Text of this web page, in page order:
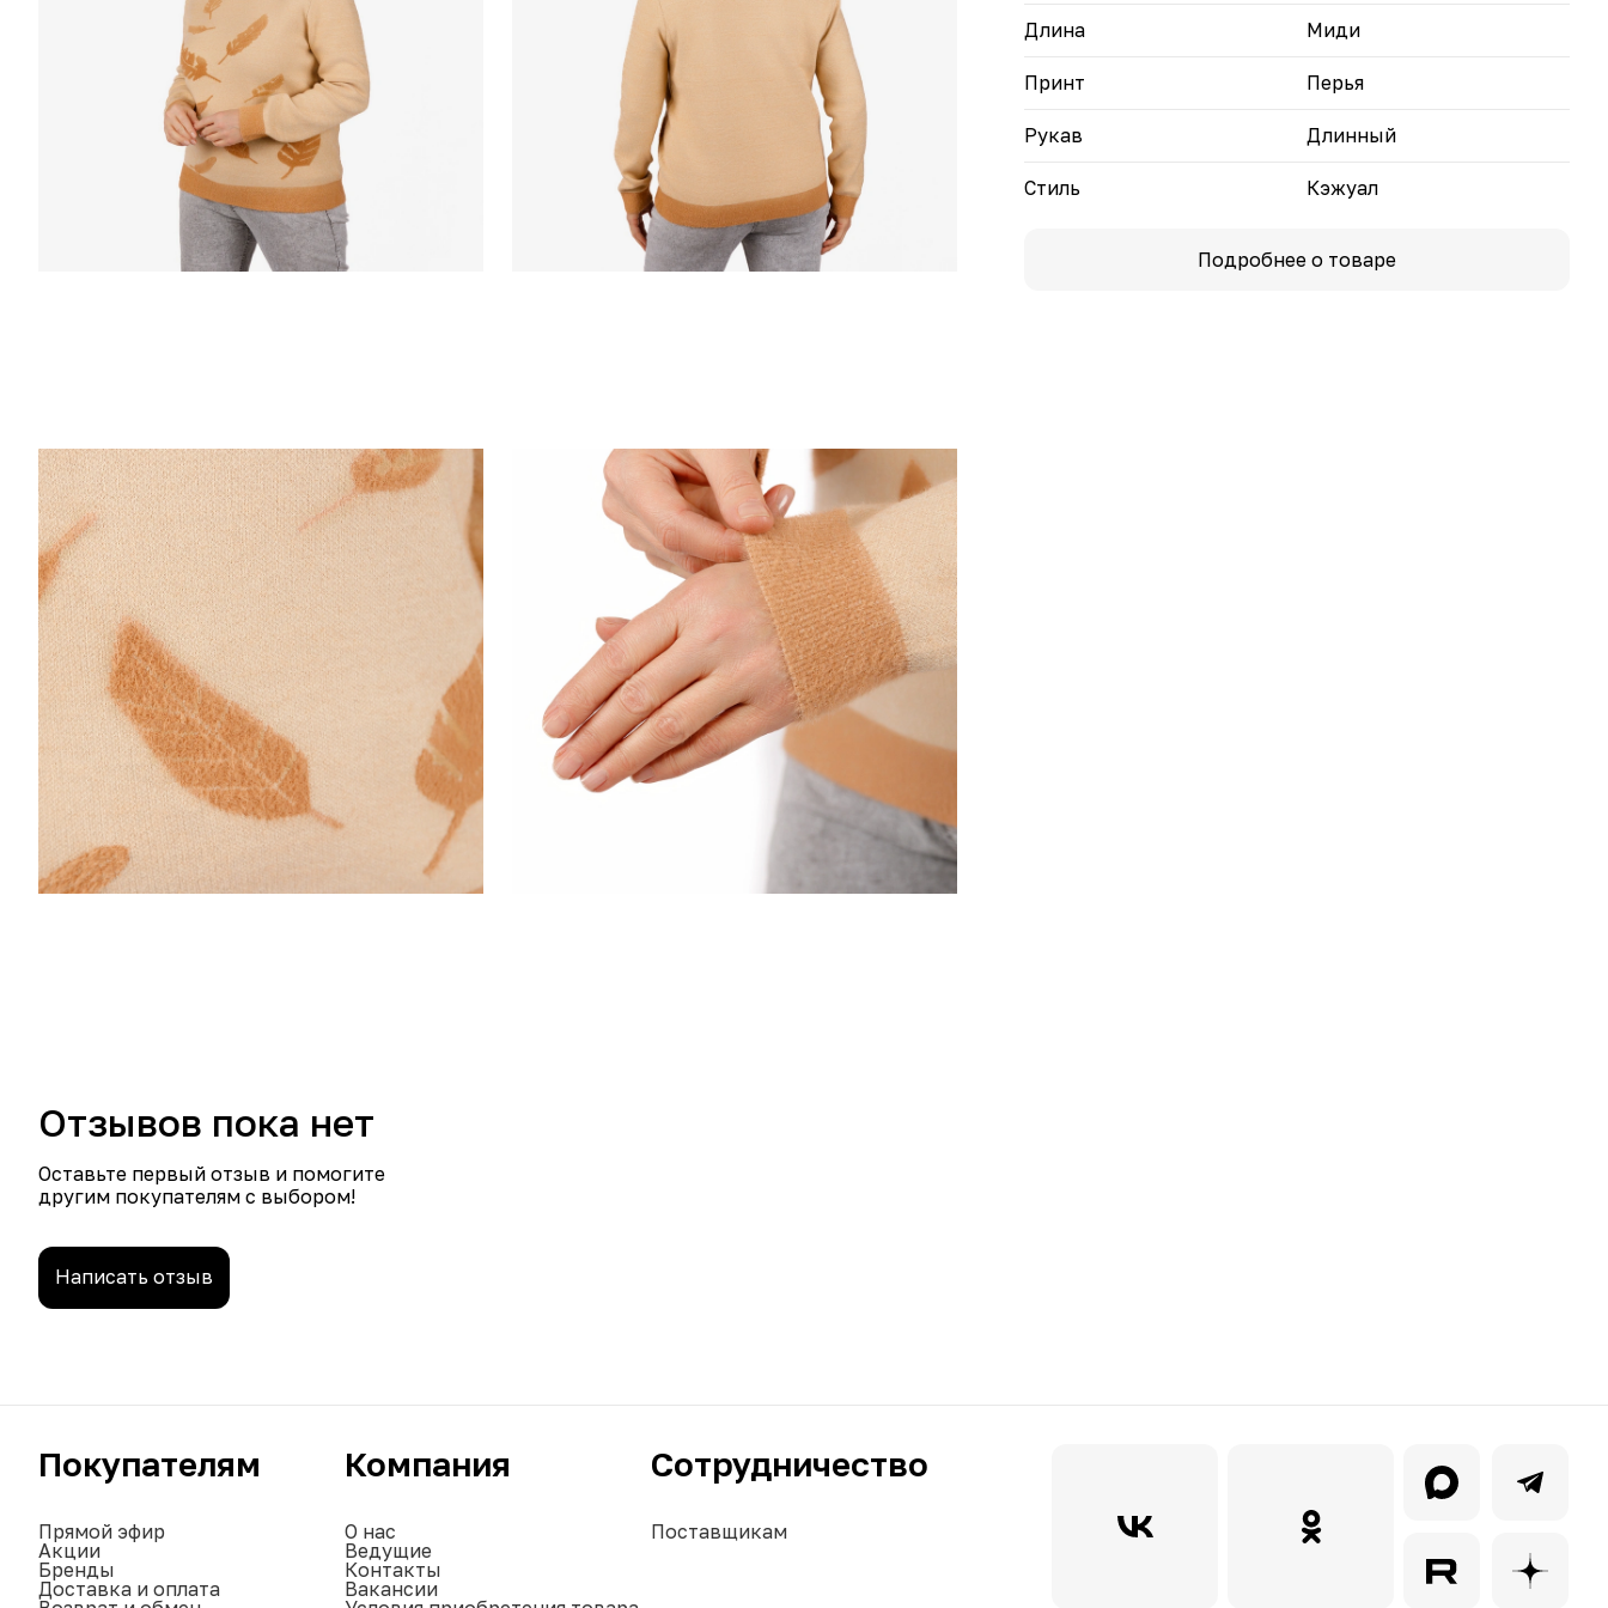
Длина Миди
Принт Перья
Рукав Длинный
Стиль Кэжуал
Подробнее о товаре
Отзывов пока нет
Оставьте первый отзыв и помогите
другим покупателям с выбором!
Написать отзыв
Покупателям
Прямой эфир
Акции
Бренды
Доставка и оплата
Компания
О нас
Ведущие
Контакты
Вакансии
Сотрудничество
Поставщикам